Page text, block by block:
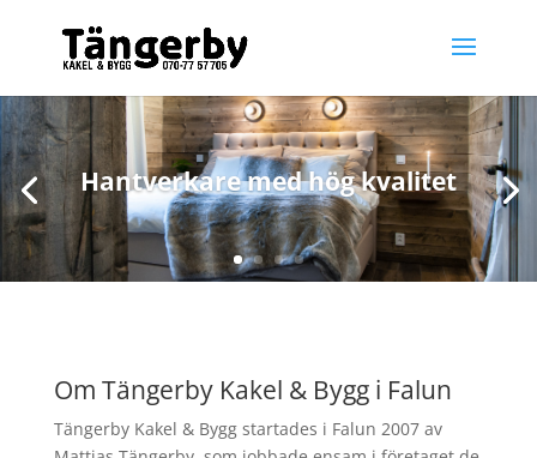
Hantverkare med hög kvalitet
Om Tängerby Kakel & Bygg i Falun
Tängerby Kakel & Bygg startades i Falun 2007 av